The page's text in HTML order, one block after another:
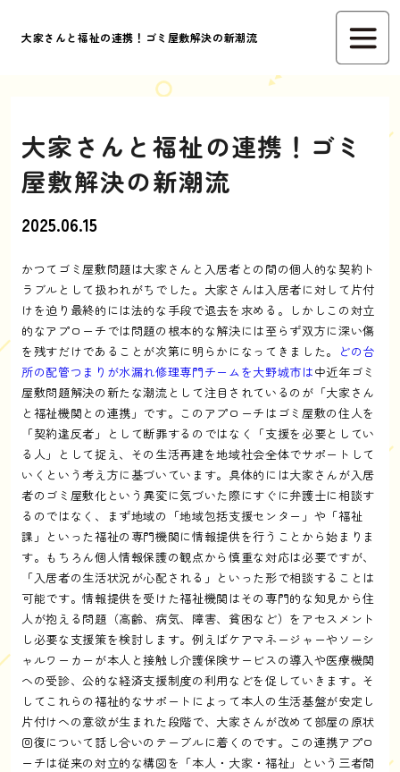
大家さんと福祉の連携！ゴミ屋敷解決の新潮流
大家さんと福祉の連携！ゴミ
屋敷解決の新潮流
2025.06.15
かつてゴミ屋敷問題は大家さんと入居者との間の個人的な契約ト
ラブルとして扱われがちでした。大家さんは入居者に対して片付
けを迫り最終的には法的な手段で退去を求める。しかしこの対立
的なアプローチでは問題の根本的な解決には至らず双方に深い傷
を残すだけであることが次第に明らかになってきました。
どの台
所の配管つまりが水漏れ修理専門チームを大野城市は中近年ゴミ
屋敷問題解決の新たな潮流として注目されているのが「大家さん
と福祉機関との連携」です。このアプローチはゴミ屋敷の住人を
「契約違反者」として断罪するのではなく「支援を必要としてい
る人」として捉え、その生活再建を地域社会全体でサポートして
いくという考え方に基づいています。具体的には大家さんが入居
者のゴミ屋敷化という異変に気づいた際にすぐに弁護士に相談す
るのではなく、まず地域の「地域包括支援センター」や「福祉
課」といった福祉の専門機関に情報提供を行うことから始まりま
す。もちろん個人情報保護の観点から慎重な対応は必要ですが、
「入居者の生活状況が心配される」といった形で相談することは
可能です。情報提供を受けた福祉機関はその専門的な知見から住
人が抱える問題（高齢、病気、障害、貧困など）をアセスメント
し必要な支援策を検討します。例えばケアマネージャーやソーシ
ャルワーカーが本人と接触し介護保険サービスの導入や医療機関
への受診、公的な経済支援制度の利用などを促していきます。そ
してこれらの福祉的なサポートによって本人の生活基盤が安定し
片付けへの意欲が生まれた段階で、大家さんが改めて部屋の原状
回復について話し合いのテーブルに着くのです。この連携アプロ
ーチは従来の対立的な構図を「本人・大家・福祉」という三者間